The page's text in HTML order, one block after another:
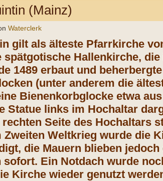
(Mainz)
Waterclerk
gilt als älteste Pfarrkirche
Hallenkirche,
1489 erbaut und
(unter anderem die
Bienenkorbglocke etwa
Statue links im Hochaltar
Seite des Hochaltars
Weltkrieg wurde die
die Mauern blieben
sofort. Ein Notdach wurde
Kirche wieder genutzt